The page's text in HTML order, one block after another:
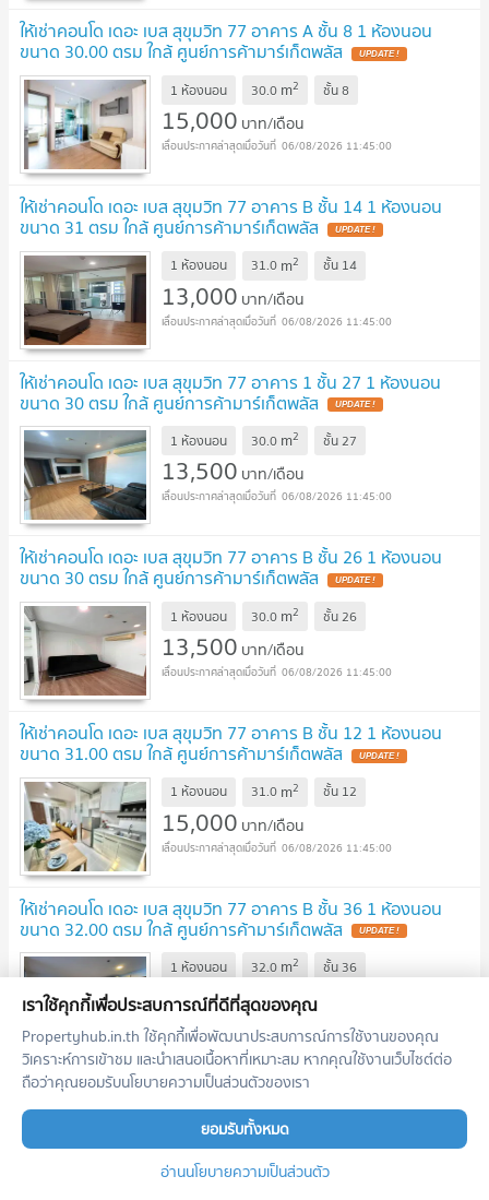
ให้เช่าคอนโด เดอะ เบส สุขุมวิท 77 อาคาร A ชั้น 8 1 ห้องนอน
ขนาด 30.00 ตรม ใกล้ ศูนย์การค้ามาร์เก็ตพลัส
1 ห้องนอน 30.0 m2 ชั้น8
15,000 บาท/เดือน
06/08/2026 11:45:00
ให้เช่าคอนโด เดอะ เบส สุขุมวิท 77 อาคาร B ชั้น 14 1 ห้องนอน
ขนาด 31 ตรม ใกล้ ศูนย์การค้ามาร์เก็ตพลัส
1 ห้องนอน 31.0 m2 ชั้น 14
13,000 บาท/เดือน
06/08/2026 11:45:00
ให้เช่าคอนโด เดอะ เบส สุขุมวิท 77 อาคาร 1 ชั้น 27 1 ห้องนอน
ขนาด 30 ตรม ใกล้ ศูนย์การค้ามาร์เก็ตพลัส
1 ห้องนอน 30.0 m2 ชั้น27
13,500 บาท/เดือน
06/08/2026 11:45:00
ให้เช่าคอนโด เดอะ เบส สุขุมวิท 77 อาคาร B ชั้น 26 1 ห้องนอน
ขนาด 30 ตรม ใกล้ ศูนย์การค้ามาร์เก็ตพลัส
1 ห้องนอน 30.0 m2 ชั้น26
13,500 บาท/เดือน
06/08/2026 11:45:00
ให้เช่าคอนโด เดอะ เบส สุขุมวิท 77 อาคาร B ชั้น 12 1 ห้องนอน
ขนาด 31.00 ตรม ใกล้ ศูนย์การค้ามาร์เก็ตพลัส
1 ห้องนอน 31.0 m2 ชั้น 12
15,000 บาท/เดือน
06/08/2026 11:45:00
ให้เช่าคอนโด เดอะ เบส สุขุมวิท 77 อาคาร B ชั้น 36 1 ห้องนอน
ขนาด 32.00 ตรม ใกล้ ศูนย์การค้ามาร์เก็ตพลัส
1 ห้องนอน 32.0 m2 ชั้น36
14,000บาท/เดือน
06/08/2026 11:45:00
ให้เช่าคอนโด เดอะ เบส สุขุมวิท 77 อาคาร B ชั้น 12 1 ห้องนอน
ขนาด 31.00 ตรม ใกล้ ศูนย์การค้ามาร์เก็ตพลัส
m
15,000บาท/เดือน
เราใช้คุกกี้เพื่อประสบการณ์ที่ดีที่สุดของคุณ
Propertyhub.in.th ใช้คุกกี้เพื่อพัฒนาประสบการณ์การใช้งานของคุณ
วิเคราะห์การเข้าชม และนำเสนอเนื้อหาที่เหมาะสม หากคุณใช้งานเว็บไซต์ต่อ
ถือว่าคุณยอมรับนโยบายความเป็นส่วนตัวของเรา
ยอมรับทั้งหมด
อ่านนโยบายความเป็นส่วนตัว